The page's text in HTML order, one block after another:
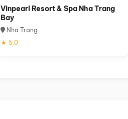
Vinpearl Resort & Spa Nha Trang
Bay
Nha Trang
★ 5.0